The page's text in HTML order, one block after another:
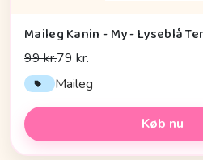
Maileg Kanin - My - Lyseblå
99 kr.79 kr.
Maileg
Køb nu